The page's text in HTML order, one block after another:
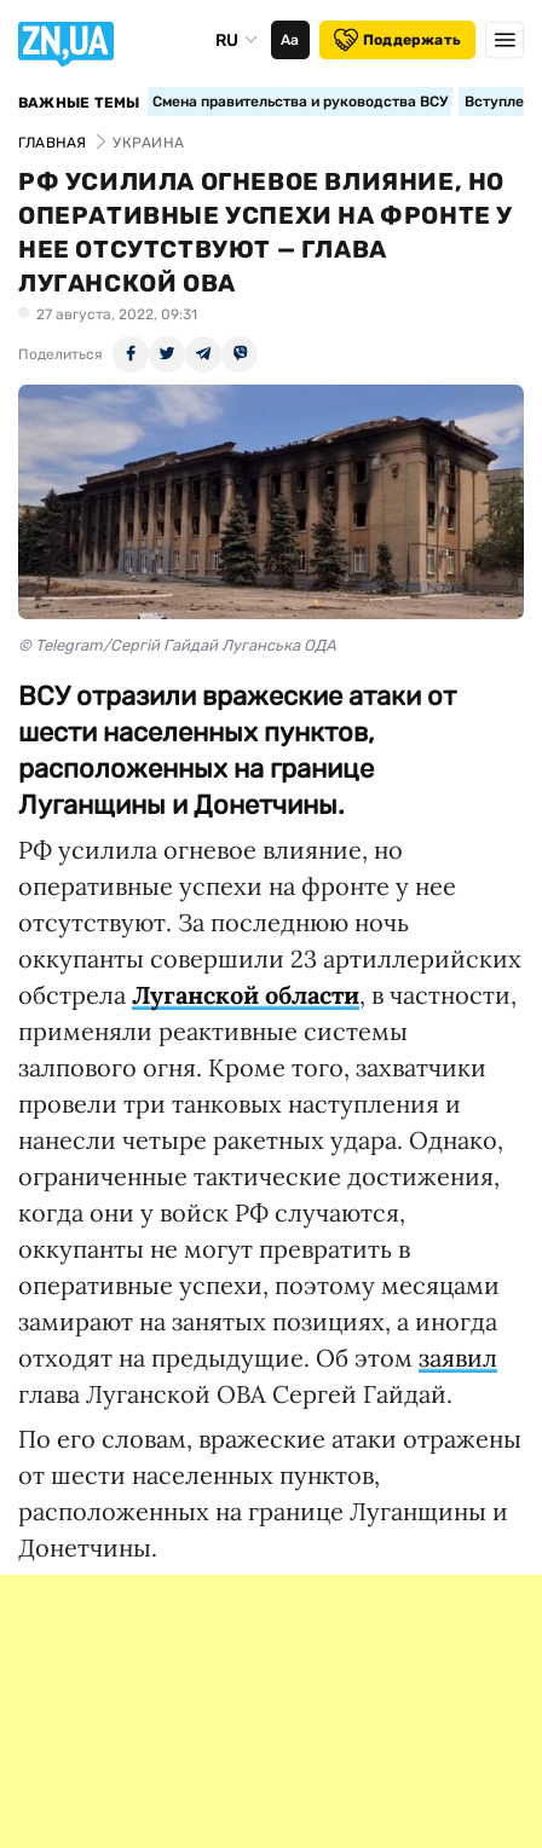
RU Аа Поддержать
ВАЖНЫЕ ТЕМЫ Смена правительства и руководства ВСУ
ГЛАВНАЯ УКРАИНА
РФ УСИЛИЛА ОГНЕВОЕ ВЛИЯНИЕ, НО
ОПЕРАТИВНЫЕ УСПЕХИ НА ФРОНТЕ У
НЕЕ ОТСУТСТВУЮТ — ГЛАВА
ЛУГАНСКОЙ ОВА
27 августа, 2022, 09:31
Поделиться
© Telegram/Сергій Гайдай Луганська ОДА
ВСУ отразили вражеские атаки от
шести населенных пунктов,
расположенных на границе
Луганщины и Донетчины.
РФ усилила огневое влияние, но
оперативные успехи на фронте у нее
отсутствуют. За последнюю ночь
оккупанты совершили 23 артиллерийских
обстрела Луганской области, в частности,
применяли реактивные системы
залпового огня. Кроме того, захватчики
провели три танковых наступления и
нанесли четыре ракетных удара. Однако,
ограниченные тактические достижения,
когда они у войск РФ случаются,
оккупанты не могут превратить в
оперативные успехи, поэтому месяцами
замирают на занятых позициях, а иногда
отходят на предыдущие. Об этом заявил
глава Луганской ОВА Сергей Гайдай.
По его словам, вражеские атаки отражены
от шести населенных пунктов,
расположенных на границе Луганщины и
Донетчины.